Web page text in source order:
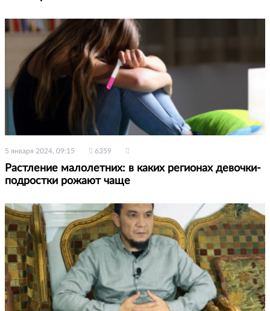
5 января 2024, 09:15 6359
Растление малолетних: в каких регионах девочки-
подростки рожают чаще